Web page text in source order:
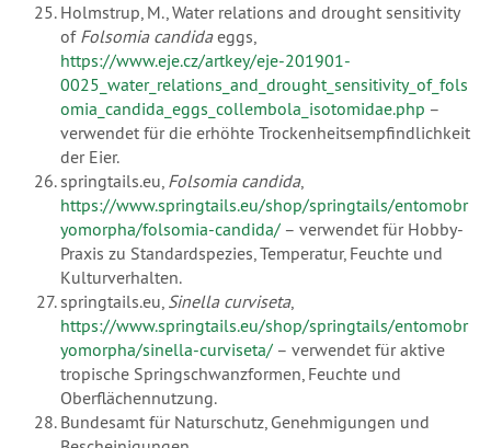
Holmstrup, M., Water relations and drought sensitivity
of Folsomia candidaeggs,
https://www.eje.cz/artkey/eje-201901-
0025_water_relations_and_drought_sensitivity_of_fols
omia_candida_eggs_collembola_isotomidae.php –
verwendet für die erhöhte Trockenheitsempfindlichkeit
der Eier.
springtails.eu, Folsomia candida,
https://www.springtails.eu/shop/springtails/entomobr
yomorpha/folsomia-candida/ – verwendet für Hobby-
Praxis zu Standardspezies, Temperatur, Feuchte und
Kulturverhalten.
springtails.eu, Sinella curviseta,
https://www.springtails.eu/shop/springtails/entomobr
yomorpha/sinella-curviseta/ – verwendet für aktive
tropische Springschwanzformen, Feuchte und
Oberflächennutzung.
Bundesamt für Naturschutz, Genehmigungen und